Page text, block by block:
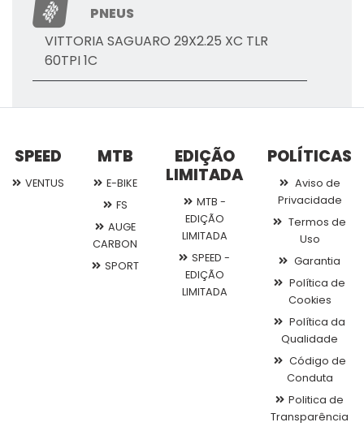
PNEUS
VITTORIA SAGUARO 29X2.25 XC TLR
60TPI 1C
SPEED
VENTUS
MTB
E-BIKE
FS
AUGE
CARBON
SPORT
EDIÇÃO
LIMITADA
MTB -
EDIÇÃO
LIMITADA
SPEED -
EDIÇÃO
LIMITADA
POLÍTICAS
Aviso de
Privacidade
Termos de
Uso
Garantia
Política de
Cookies
Política da
Qualidade
Código de
Conduta
Politica de
Transparência